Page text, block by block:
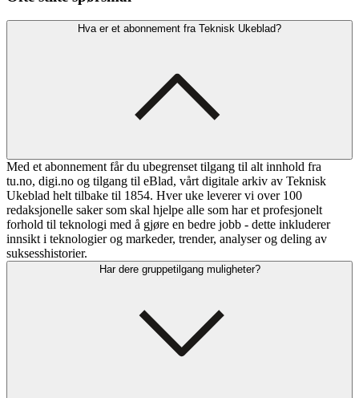
Hva er et abonnement fra Teknisk Ukeblad?
Med et abonnement får du ubegrenset tilgang til alt innhold fra
tu.no, digi.no og tilgang til eBlad, vårt digitale arkiv av Teknisk
Ukeblad helt tilbake til 1854. Hver uke leverer vi over 100
redaksjonelle saker som skal hjelpe alle som har et profesjonelt
forhold til teknologi med å gjøre en bedre jobb - dette inkluderer
innsikt i teknologier og markeder, trender, analyser og deling av
suksesshistorier.
Har dere gruppetilgang muligheter?